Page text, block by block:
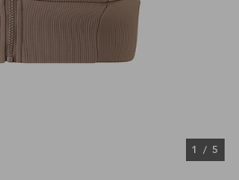
1 / 5